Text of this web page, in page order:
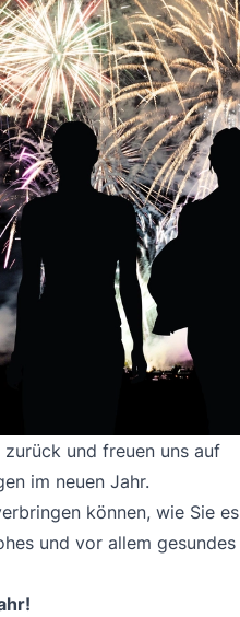
und freuen uns auf
im neuen Jahr.
können, wie Sie es
und vor allem gesundes